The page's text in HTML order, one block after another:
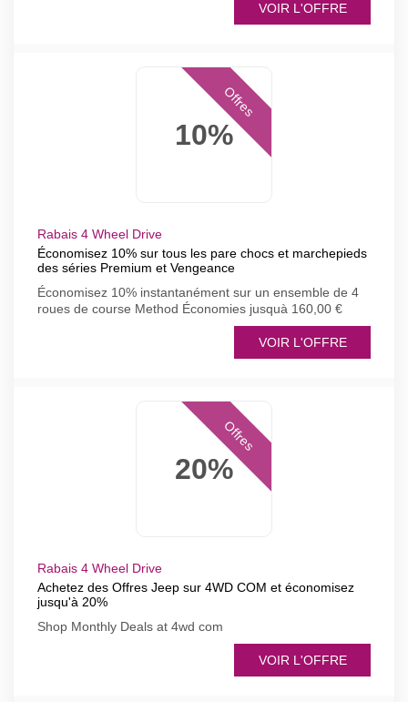
VOIR L'OFFRE
10%
Offres
Rabais 4 Wheel Drive
Économisez 10% sur tous les pare chocs et marchepieds
des séries Premium et Vengeance
Économisez 10% instantanément sur un ensemble de 4
roues de course Method Économies jusquà 160,00 €
VOIR L'OFFRE
20%
Offres
Rabais 4 Wheel Drive
Achetez des Offres Jeep sur 4WD COM et économisez
jusqu'à 20%
Shop Monthly Deals at 4wd com
VOIR L'OFFRE